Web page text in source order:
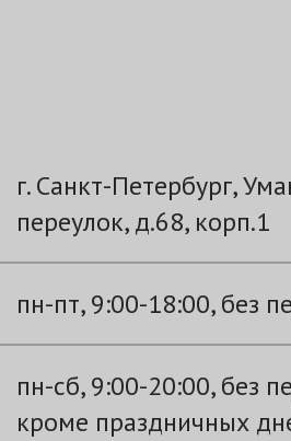
г. Санкт-Петербург,
переулок, д.68, корп.1
пн-пт, 9:00-18:00, без
пн-сб, 9:00-20:00, без
кроме праздничных